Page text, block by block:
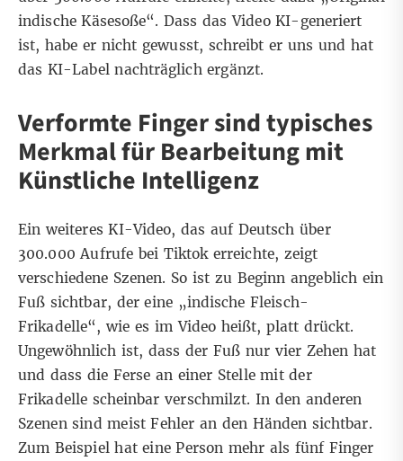
indische Käsesoße“. Dass das Video KI-generiert
ist, habe er nicht gewusst, schreibt er uns und hat
das KI-Label nachträglich ergänzt.
Verformte Finger sind typisches
Merkmal für Bearbeitung mit
Künstliche Intelligenz
Ein weiteres KI-Video, das auf Deutsch über
300.000 Aufrufe bei Tiktok erreichte, zeigt
verschiedene Szenen. So ist zu Beginn angeblich ein
Fuß sichtbar, der eine „indische Fleisch-
Frikadelle“, wie es im Video heißt, platt drückt.
Ungewöhnlich ist, dass der Fuß nur vier Zehen hat
und dass die Ferse an einer Stelle mit der
Frikadelle scheinbar verschmilzt. In den anderen
Szenen sind meist Fehler an den Händen sichtbar.
Zum Beispiel hat eine Person mehr als fünf Finger